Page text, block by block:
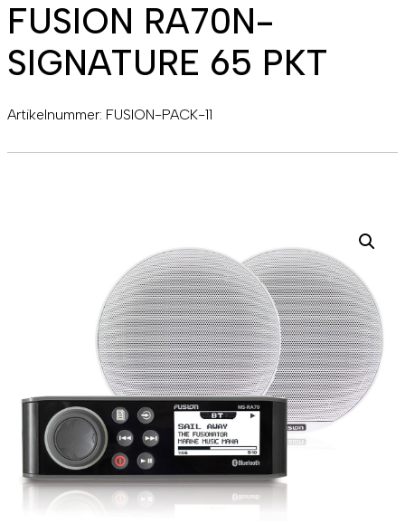
FUSION RA70N-
SIGNATURE 65 PKT
Artikelnummer: FUSION-PACK-11